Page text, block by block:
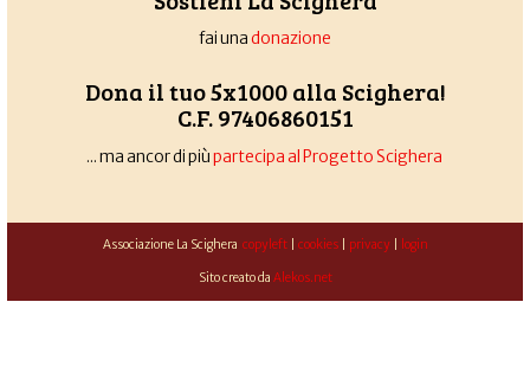
fai unadonazione
Dona il tuo 5x1000 alla Scighera!
C.F. 97406860151
... ma ancor di piùpartecipa al Progetto Scighera
Associazione La Scighera copyleft| cookies| privacy| login
Sito creato da Alekos.net